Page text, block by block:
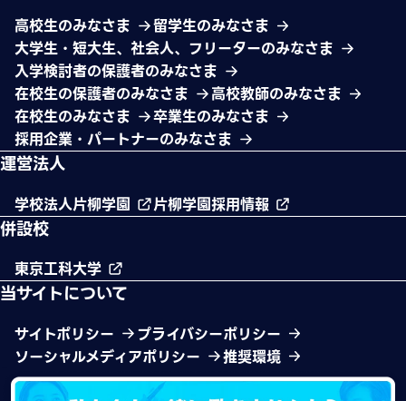
高校生のみなさま
留学生のみなさま
大学生・短大生、社会人、フリーターのみなさま
入学検討者の保護者のみなさま
在校生の保護者のみなさま
高校教師のみなさま
在校生のみなさま
卒業生のみなさま
採用企業・パートナーのみなさま
運営法人
学校法人片柳学園 片柳学園採用情報
併設校
東京工科大学
当サイトについて
サイトポリシー
プライバシーポリシー
ソーシャルメディアポリシー
推奨環境